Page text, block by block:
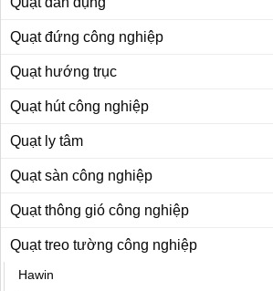
Quạt đứng công nghiệp
Quạt hướng trục
Quạt hút công nghiệp
Quạt ly tâm
Quạt sàn công nghiệp
Quạt thông gió công nghiệp
Quạt treo tường công nghiệp
Hawin